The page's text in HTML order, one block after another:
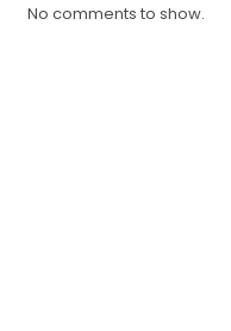
No comments to show.